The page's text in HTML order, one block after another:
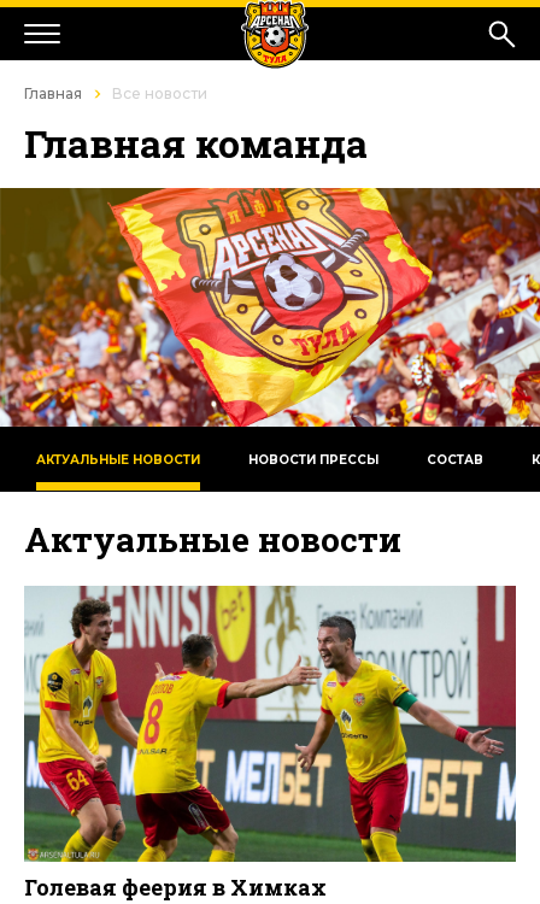
Главная Все новости
Главная команда
АКТУАЛЬНЫЕ НОВОСТИ НОВОСТИ ПРЕССЫ СОСТАВ
Актуальные новости
Голевая феерия в Химках